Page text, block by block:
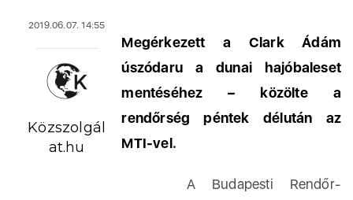
2019.06.07. 14:55
Közszolgál
at.hu
Megérkezett a Clark Ádám
úszódaru a dunai hajóbaleset
mentéséhez – közölte a
rendőrség péntek délután az
MTI-vel.
A Budapesti Rendőr-